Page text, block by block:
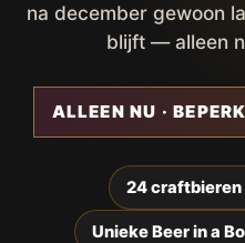
na december gewoon
blijft — alleen
ALLEEN NU ·
24 craftbieren
Unieke Beer in a